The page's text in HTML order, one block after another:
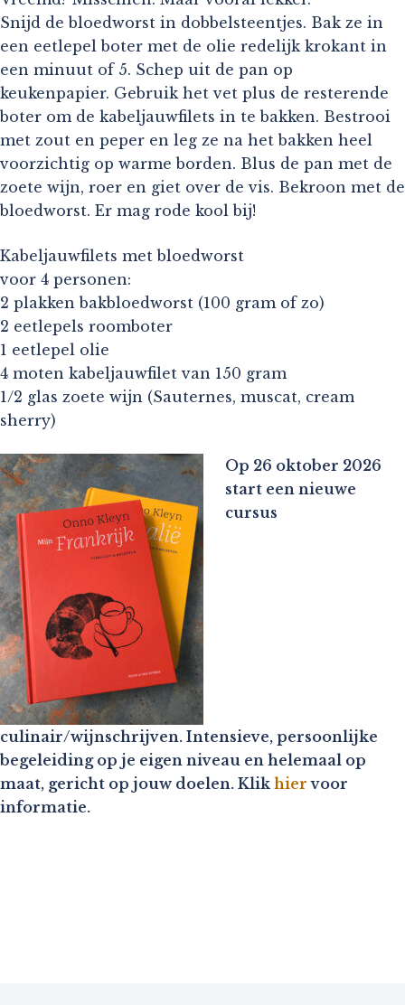
Snijd de bloedworst in dobbelsteentjes. Bak ze in
een eetlepel boter met de olie redelijk krokant in
een minuut of 5. Schep uit de pan op
keukenpapier. Gebruik het vet plus de resterende
boter om de kabeljauwfilets in te bakken. Bestrooi
met zout en peper en leg ze na het bakken heel
voorzichtig op warme borden. Blus de pan met de
zoete wijn, roer en giet over de vis. Bekroon met de
bloedworst. Er mag rode kool bij!
Kabeljauwfilets met bloedworst
voor 4 personen:
2 plakken bakbloedworst (100 gram of zo)
2 eetlepels roomboter
1 eetlepel olie
4 moten kabeljauwfilet van 150 gram
1/2 glas zoete wijn (Sauternes, muscat, cream
sherry)
Op 26 oktober 2026
start een nieuwe
cursus
culinair/wijnschrijven. Intensieve, persoonlijke
begeleiding op je eigen niveau en helemaal op
maat, gericht op jouw doelen. Klik hier voor
informatie.